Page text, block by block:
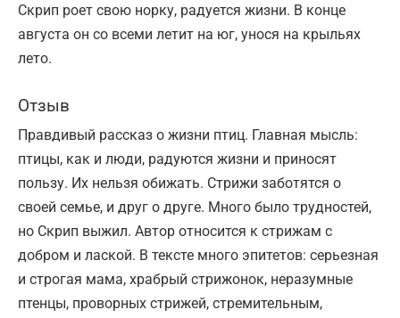
Скрип роет свою норку, радуется жизни. В конце
августа он со всеми летит на юг, унося на крыльях
лето.
Отзыв
Правдивый рассказ о жизни птиц. Главная мысль:
птицы, как и люди, радуются жизни и приносят
пользу. Их нельзя обижать. Стрижи заботятся о
своей семье, и друг о друге. Много было трудностей,
но Скрип выжил. Автор относится к стрижам с
добром и лаской. В тексте много эпитетов: серьезная
и строгая мама, храбрый стрижонок, неразумные
птенцы, проворных стрижей, стремительным,